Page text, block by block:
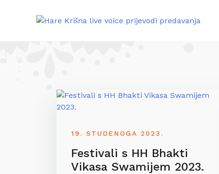
19. STUDENOGA 2023.
Festivali s HH Bhakti
Vikasa Swamijem 2023.